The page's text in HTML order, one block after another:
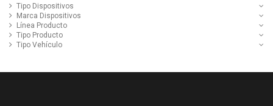
Tipo Dispositivos
Marca Dispositivos
Línea Producto
Tipo Producto
Tipo Vehículo